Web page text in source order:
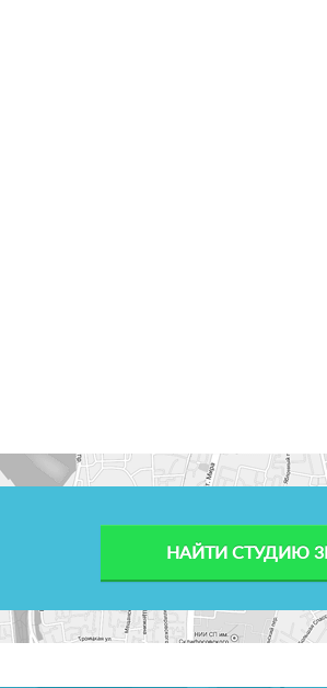
НАЙТИ СТУДИЮ